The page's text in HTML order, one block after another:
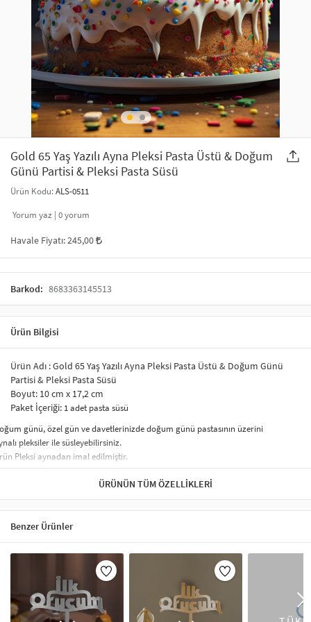
SAÇ AKSESUARLARI
GELİN / DÜĞÜN AKSESUARLARI
TELEFON ASKISI
MAKYAJ ÇANTASI
ŞAL VE FULAR
ODA KOKUSU VE MUM
PARTİ SÜSLERİ
YILBAŞI ÜRÜNLERİ
KULLAN AT TABAK BARDAK SETİ
Gold 65 Yaş Yazılı Ayna Pleksi Pasta Üstü & Doğum
Günü Partisi & Pleksi Pasta Süsü
Ürün Kodu:ALS-0511
Yorum yaz | 0yorum
Havale Fiyatı:245,00
Barkod: 8683363145513
Ürün Bilgisi
Ürün Adı : Gold 65 Yaş Yazılı Ayna Pleksi Pasta Üstü & Doğum Günü
Partisi & Pleksi Pasta Süsü
Boyut: 10 cm x 17,2 cm
Paket İçeriği: 1 adet pasta süsü
günü, özel gün ve davetlerinizde doğum günü pastasının üzerini
pleksiler ile süsleyebilirsiniz.
Pleksi aynadan imal edilmiştir.
üzerine veya diğer amaçlar için kullanıma uygun şık bir üründür.
pasta boyutuna uygundur.
yansımalı hoş bir renk ve görüntüye sahiptir. Fotoğraf çekimlerinizde
çok hoş bir görüntü elde ettirecektir.
dayanıklı ve kalitelidir
mm kalınlığındadır, ayna pleksilerimiz lazer kesimdir..
ve Kek üzeri kullanımlara uygundur.
alt kısmında bulunan çubuk sayesinde Pasta üzerine kolaylıkla
kadar görselliğe de önem veren misafirleriniz Ayna Pleksi Pasta Süsleri
hazırladığınız pastalara bayılacak.
ÜRÜNÜN TÜM ÖZELLIKLERI
Benzer Ürünler